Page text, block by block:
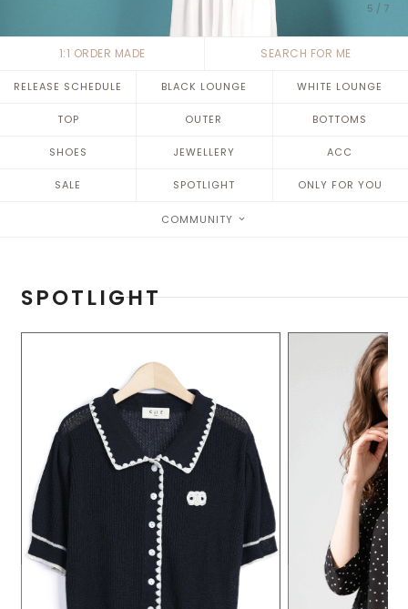
5 / 7
1:1 ORDER MADE SEARCH FOR ME
RELEASE SCHEDULE BLACK LOUNGE WHITE LOUNGE
TOP OUTER BOTTOMS
SHOES JEWELLERY ACC
SALE SPOTLIGHT ONLY FOR YOU
COMMUNITY
SPOTLIGHT